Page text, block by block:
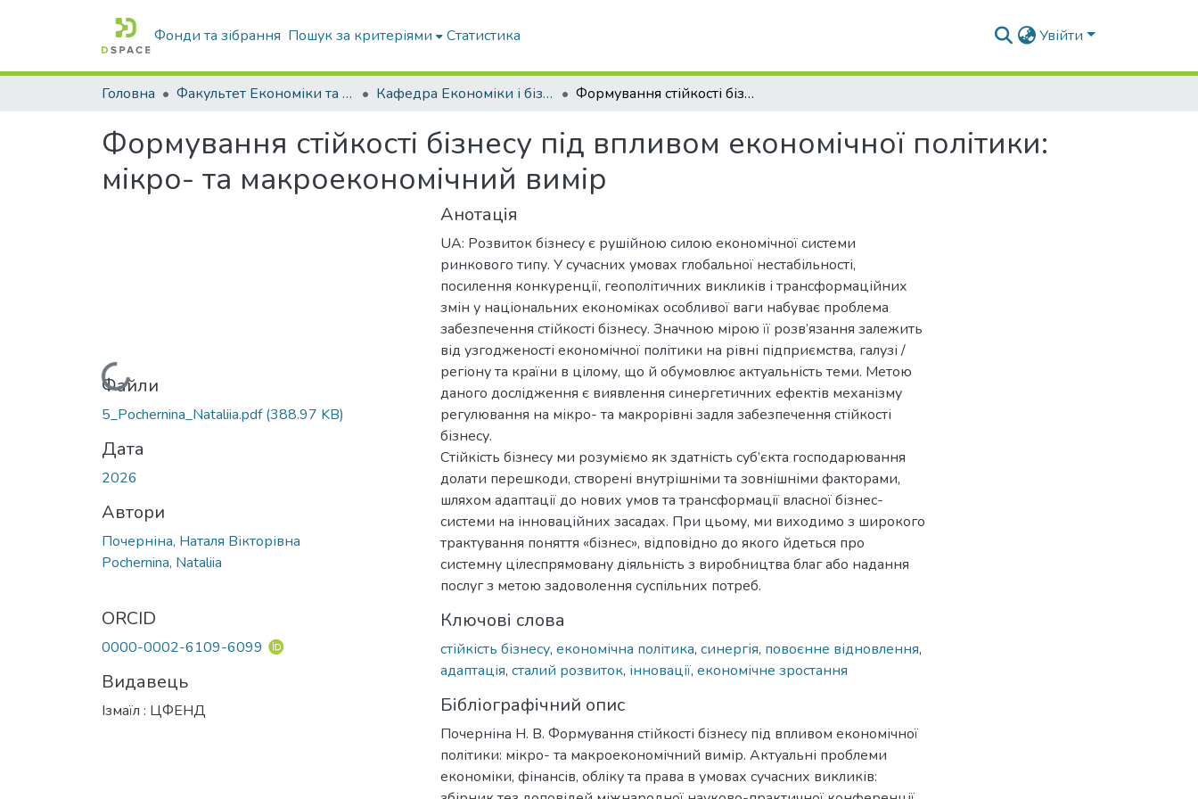
Фонди та зібрання Пошук за критеріями Статистика Увійти
Головна Факультет Економіки та бізнесу Кафедра Економіки і бізнесу Формування стійкості бізнесу під впливом економічної політики: мікро- та макроекономічний вимір
Формування стійкості бізнесу під впливом економічної політики:
мікро- та макроекономічний вимір
Вантажиться...
Файли
5_Pochernina_Nataliia.pdf(388.97 KB)
Дата
2026
Автори
Почерніна, Наталя Вікторівна
Pochernina, Nataliia
ORCID
0000-0002-6109-6099
Видавець
Ізмаїл : ЦФЕНД
Анотація
UA: Розвиток бізнесу є рушійною силою економічної системи
ринкового типу. У сучасних умовах глобальної нестабільності,
посилення конкуренції, геополітичних викликів і трансформаційних
змін у національних економіках особливої ваги набуває проблема
забезпечення стійкості бізнесу. Значною мірою її розв’язання залежить
від узгодженості економічної політики на рівні підприємства, галузі /
регіону та країни в цілому, що й обумовлює актуальність теми. Метою
даного дослідження є виявлення синергетичних ефектів механізму
регулювання на мікро- та макрорівні задля забезпечення стійкості
бізнесу.
Стійкість бізнесу ми розуміємо як здатність суб’єкта господарювання
долати перешкоди, створені внутрішніми та зовнішніми факторами,
шляхом адаптації до нових умов та трансформації власної бізнес-
системи на інноваційних засадах. При цьому, ми виходимо з широкого
трактування поняття «бізнес», відповідно до якого йдеться про
системну цілеспрямовану діяльність з виробництва благ або надання
послуг з метою задоволення суспільних потреб.
Ключові слова
стійкість бізнесу, економічна політика, синергія, повоєнне відновлення,
адаптація, сталий розвиток, інновації, економічне зростання
Бібліографічний опис
Почерніна Н. В. Формування стійкості бізнесу під впливом економічної
політики: мікро- та макроекономічний вимір. Актуальні проблеми
економіки, фінансів, обліку та права в умовах сучасних викликів: